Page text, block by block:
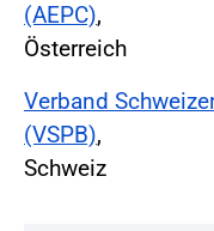
(AEPC),
Österreich
Verband
(VSPB),
Schweiz